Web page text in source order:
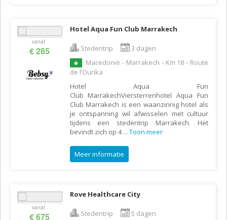
vanaf
€ 285
Hotel Aqua Fun Club Marrakech
Stedentrip
3 dagen
Macedonië - Marrakech - Km 18 - Route
de l’Ourika
Hotel Aqua Fun
Club MarrakechViersterrenhotel Aqua Fun
Club Marrakech is een waanzinnig hotel als
je ontspanning wil afwisselen met cultuur
tijdens een stedentrip Marrakech. Het
bevindt zich op 4... Toon meer
Meer informatie
vanaf
€ 675
Rove Healthcare City
Stedentrip
5 dagen